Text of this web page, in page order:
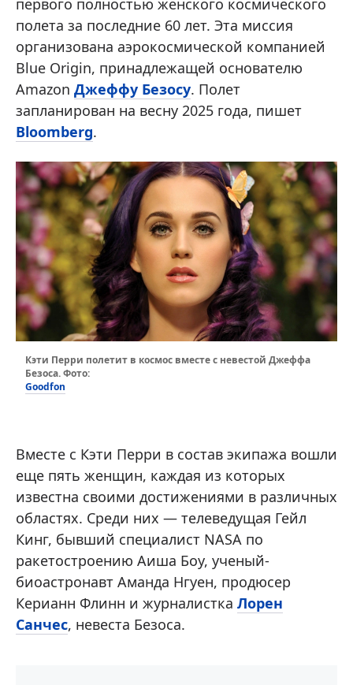
первого полностью женского космического
полета за последние 60 лет. Эта миссия
организована аэрокосмической компанией
Blue Origin, принадлежащей основателю
Amazon Джеффу Безосу. Полет
запланирован на весну 2025 года, пишет
Bloomberg.
Кэти Перри полетит в космос вместе с невестой Джеффа
Безоса. Фото:
Goodfon
Вместе с Кэти Перри в состав экипажа вошли
еще пять женщин, каждая из которых
известна своими достижениями в различных
областях. Среди них — телеведущая Гейл
Кинг, бывший специалист NASA по
ракетостроению Аиша Боу, ученый-
биоастронавт Аманда Нгуен, продюсер
Керианн Флинн и журналистка Лорен
Санчес, невеста Безоса.